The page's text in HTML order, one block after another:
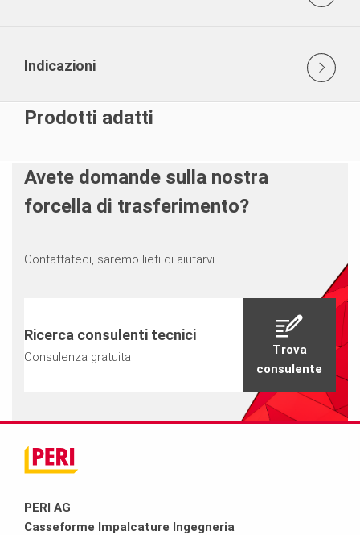
Indicazioni
Prodotti adatti
Avete domande sulla nostra
forcella di trasferimento?
Contattateci, saremo lieti di aiutarvi.
Ricerca consulenti tecnici
Consulenza gratuita
Trova
consulente
PERI AG
Casseforme Impalcature Ingegneria